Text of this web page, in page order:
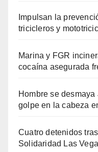
Impulsan la
tricicleros y
Marina y FGR
cocaína asegurada
Hombre se
golpe en la cabeza
Cuatro detenidos
Solidaridad Las